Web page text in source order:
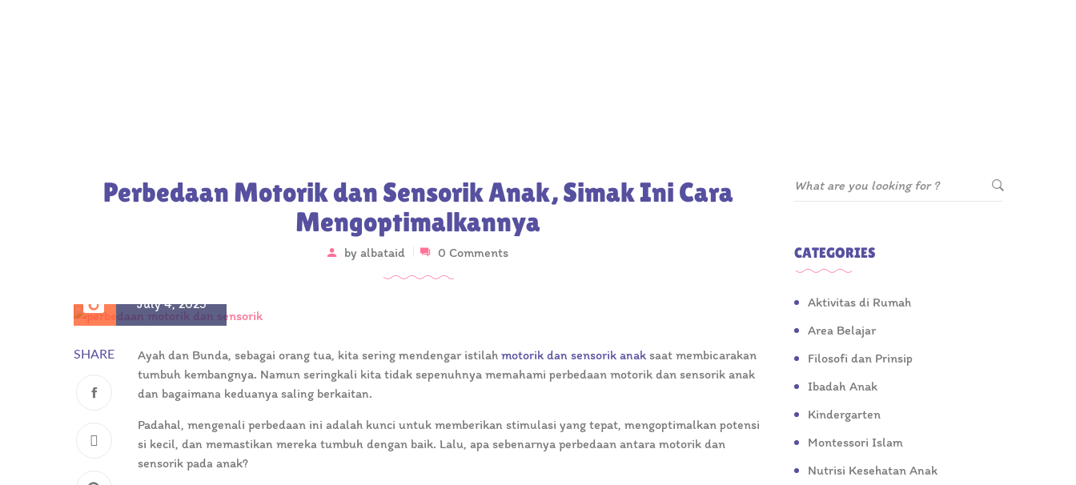
Perbedaan Motorik dan Sensorik Anak, Simak Ini Cara
Mengoptimalkannya
by albataid 0 Comments
July 4, 2025
SHARE Ayah dan Bunda, sebagai orang tua, kita sering mendengar istilah motorik dan sensorik anak saat membicarakan
tumbuh kembangnya. Namun seringkali kita tidak sepenuhnya memahami perbedaan motorik dan sensorik anak
dan bagaimana keduanya saling berkaitan.
Padahal, mengenali perbedaan ini adalah kunci untuk memberikan stimulasi yang tepat, mengoptimalkan potensi
si kecil, dan memastikan mereka tumbuh dengan baik. Lalu, apa sebenarnya perbedaan antara motorik dan
sensorik pada anak?
CATEGORIES
Aktivitas di Rumah
Area Belajar
Filosofi dan Prinsip
Ibadah Anak
Kindergarten
Montessori Islam
Nutrisi Kesehatan Anak